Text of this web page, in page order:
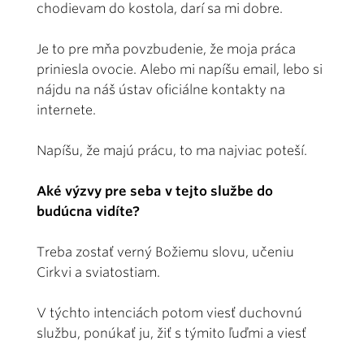
chodievam do kostola, darí sa mi dobre.
Je to pre mňa povzbudenie, že moja práca
priniesla ovocie. Alebo mi napíšu email, lebo si
nájdu na náš ústav oficiálne kontakty na
internete.
Napíšu, že majú prácu, to ma najviac poteší.
Aké výzvy pre seba v tejto službe do
budúcna vidíte?
Treba zostať verný Božiemu slovu, učeniu
Cirkvi a sviatostiam.
V týchto intenciách potom viesť duchovnú
službu, ponúkať ju, žiť s týmito ľuďmi a viesť